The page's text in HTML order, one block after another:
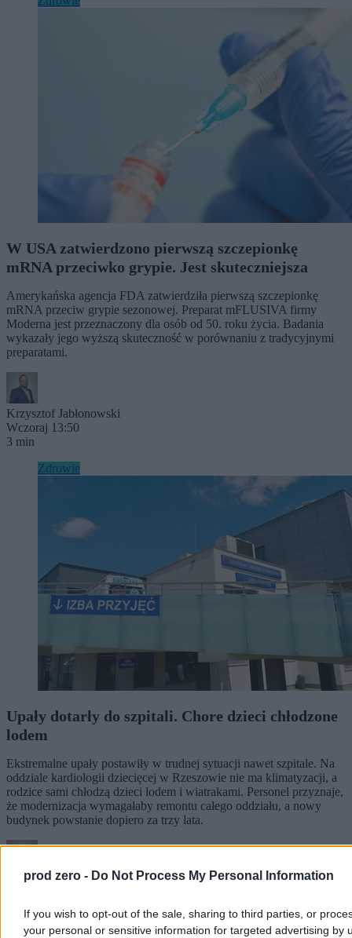
prod zero - Do Not Process My Personal Information
If you wish to opt-out of the sale, sharing to third parties, or
your personal or sensitive information for targeted advertising by
W USA zatwierdzono pierwszą szczepionkę
mRNA przeciwko grypie. Jest skuteczniejsza
Amerykańska agencja FDA zatwierdziła pierwszą szczepionkę
mRNA przeciw grypie sezonowej. Preparat mFLUSIVA firmy
Moderna jest przeznaczony dla osób od 50. roku życia. Badania
wykazały jego wyższą skuteczność w porównaniu z tradycyjnymi
preparatami.
Krzysztof Jabłonowski
Wczoraj 13:50
3 min
Zdrowie
Upały dotarły do szpitali. Chore dzieci chłodzone
lodem
Ekstremalne upały postawiły w trudnej sytuacji nawet szpitale. Na
oddziale kardiologii dziecięcej w Rzeszowie nie ma klimatyzacji, a
rodzice sami chłodzą dzieci lodem i wiatrakami. Personel przyznaje,
że modernizacja wymagałaby remontu całego oddziału, a nowy
budynek powstanie dopiero za trzy lata.
Tomasz Pałasz
3 min
Reklama